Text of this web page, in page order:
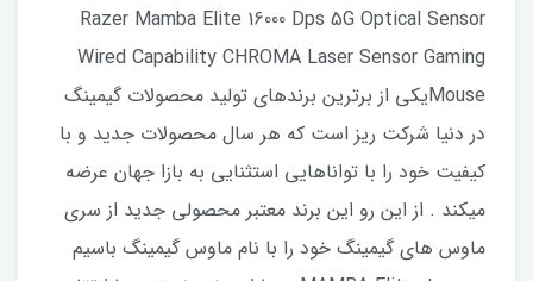
Razer Mamba Elite 16000 Dps 5G Optical Sensor
Wired Capability CHROMA Laser Sensor Gaming
Mouseیکی از برترین برندهای تولید محصولات گیمینگ
در دنیا شرکت ریز است که هر سال محصولات جدید و با
کیفیت خود را با تواناهایی استثنایی به بازا جهان عرضه
میکند . از این رو این برند معتبر محصولی جدید از سری
ماوس های گیمینگ خود را با نام ماوس گیمینگ باسیم